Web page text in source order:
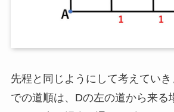
先程と同じようにして考えていき
での道順は、Dの左の道から来る